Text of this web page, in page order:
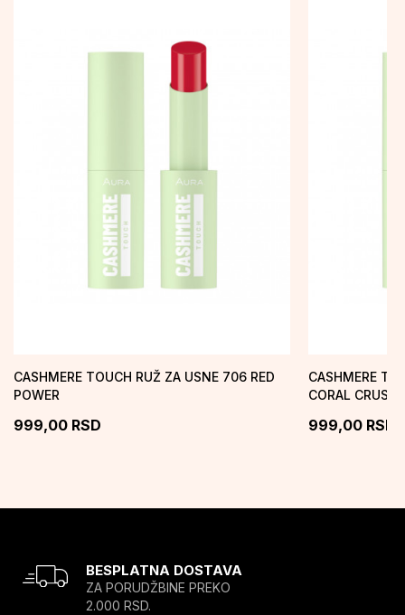
CASHMERE TOUCH RUŽ ZA USNE 706 RED
POWER
999,00 RSD
CASHMERE
CORAL CRUSH
999,00 RSD
BESPLATNA DOSTAVA
ZA PORUDŽBINE PREKO
2.000 RSD.